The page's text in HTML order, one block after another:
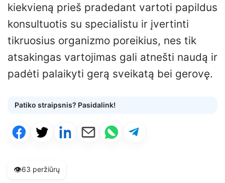
kiekvieną prieš pradedant vartoti papildus
konsultuotis su specialistu ir įvertinti
tikruosius organizmo poreikius, nes tik
atsakingas vartojimas gali atnešti naudą ir
padėti palaikyti gerą sveikatą bei gerovę.
Patiko straipsnis? Pasidalink!
👁️63 peržiūrų